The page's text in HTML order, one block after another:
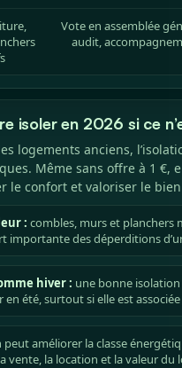
Vote en assemblée
audit,
isoler en 2026 si ce
logements anciens,
Même sans offre à 1 €,
le confort et valoriser le
: combles, murs et planchers
importante des déperditions
hiver : une bonne
en été, surtout si elle est
peut améliorer la classe
vente, la location et la valeur du